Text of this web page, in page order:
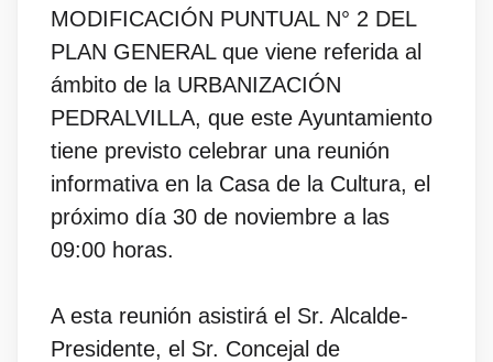
MODIFICACIÓN PUNTUAL N° 2 DEL
PLAN GENERAL que viene referida al
ámbito de la URBANIZACIÓN
PEDRALVILLA, que este Ayuntamiento
tiene previsto celebrar una reunión
informativa en la Casa de la Cultura, el
próximo día 30 de noviembre a las
09:00 horas.
A esta reunión asistirá el Sr. Alcalde-
Presidente, el Sr. Concejal de